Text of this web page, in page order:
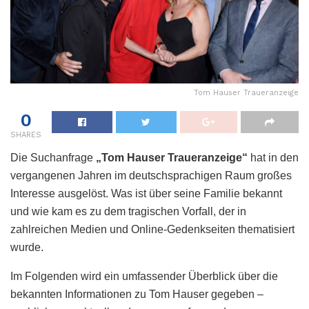
Tom Hauser Traueranzeige
0
SHARES
Die Suchanfrage „Tom Hauser Traueranzeige“ hat in den
vergangenen Jahren im deutschsprachigen Raum großes
Interesse ausgelöst. Was ist über seine Familie bekannt
und wie kam es zu dem tragischen Vorfall, der in
zahlreichen Medien und Online-Gedenkseiten thematisiert
wurde.
Im Folgenden wird ein umfassender Überblick über die
bekannten Informationen zu Tom Hauser gegeben –